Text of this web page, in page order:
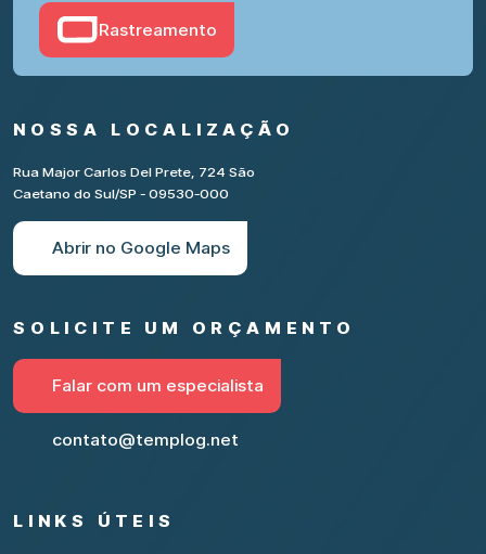
Rastreamento
NOSSA LOCALIZAÇÃO
Rua Major Carlos Del Prete, 724 São
Caetano do Sul/SP - 09530-000
Abrir no Google Maps
SOLICITE UM ORÇAMENTO
Falar com um especialista
contato@templog.net
LINKS ÚTEIS